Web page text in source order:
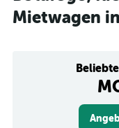
Mietwagen